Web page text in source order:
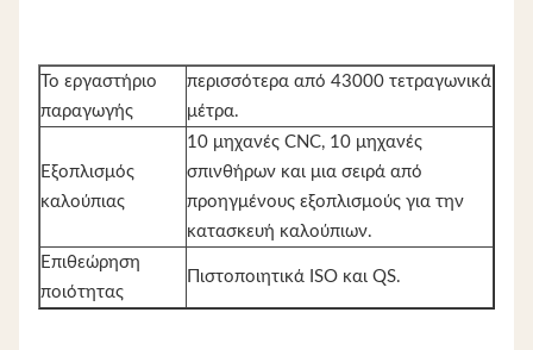
Το εργαστήριο
παραγωγής
περισσότερα από 43000 τετραγωνικά
μέτρα.
Εξοπλισμός
καλούπιας
10 μηχανές CNC, 10 μηχανές
σπινθήρων και μια σειρά από
προηγμένους εξοπλισμούς για την
κατασκευή καλούπιων.
Επιθεώρηση
ποιότητας
Πιστοποιητικά ISO και QS.